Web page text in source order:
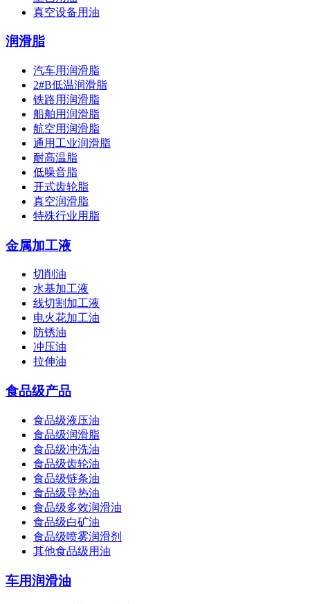
真空设备用油
润滑脂
汽车用润滑脂
2#B低温润滑脂
铁路用润滑脂
船舶用润滑脂
航空用润滑脂
通用工业润滑脂
耐高温脂
低噪音脂
开式齿轮脂
真空润滑脂
特殊行业用脂
金属加工液
切削油
水基加工液
线切割加工液
电火花加工油
防锈油
冲压油
拉伸油
食品级产品
食品级液压油
食品级润滑脂
食品级冲洗油
食品级齿轮油
食品级链条油
食品级导热油
食品级多效润滑油
食品级白矿油
食品级喷雾润滑剂
其他食品级用油
车用润滑油